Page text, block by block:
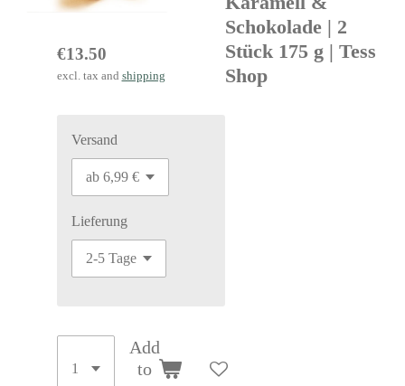
Schokolade | 2
Stück 175 g | Tess
Shop
€13.50
excl. tax and shipping
Versand
Lieferung
Add
to